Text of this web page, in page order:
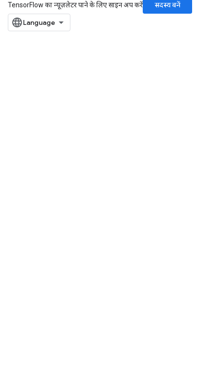
TensorFlow का न्यूज़लेटर पाने के लिए साइन अप करें
सदस्य बनें